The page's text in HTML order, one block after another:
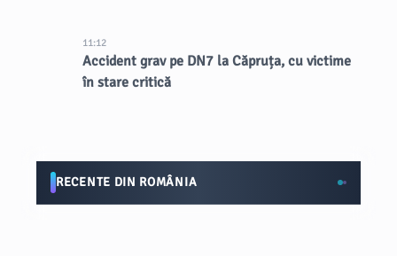
11:12
Accident grav pe DN7 la Căpruța, cu victime
în stare critică
RECENTE DIN ROMÂNIA